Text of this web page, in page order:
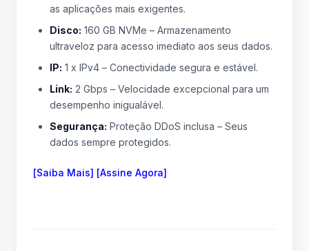
as aplicações mais exigentes.
Disco: 160 GB NVMe – Armazenamento
ultraveloz para acesso imediato aos seus dados.
IP: 1 x IPv4 – Conectividade segura e estável.
Link: 2 Gbps – Velocidade excepcional para um
desempenho inigualável.
Segurança: Proteção DDoS inclusa – Seus
dados sempre protegidos.
[Saiba Mais] [Assine Agora]